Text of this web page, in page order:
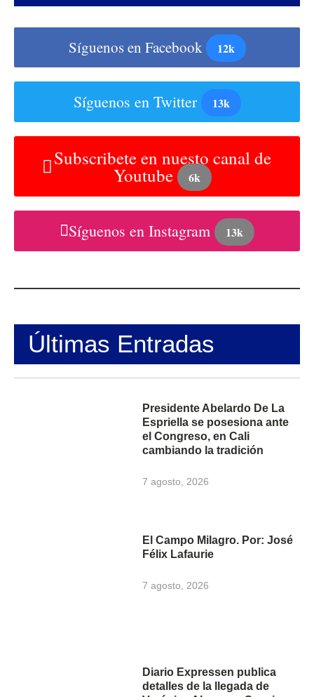
Síguenos en Facebook 12k
Síguenos en Twitter 13k
Subscribete en nuesto canal de
Youtube 6k
Síguenos en Instagram 13k
Últimas Entradas
Presidente Abelardo De La
Espriella se posesiona ante
el Congreso, en Cali
cambiando la tradición
7 agosto, 2026
El Campo Milagro. Por: José
Félix Lafaurie
7 agosto, 2026
Diario Expressen publica
detalles de la llegada de